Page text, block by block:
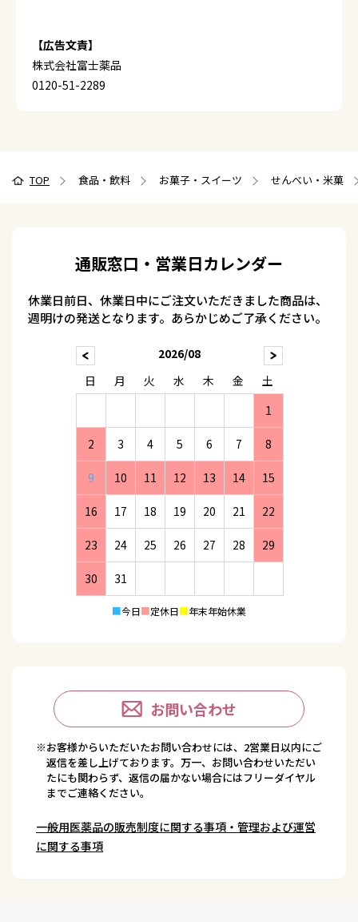
【広告文責】
株式会社富士薬品
0120-51-2289
TOP 食品・飲料 お菓子・スイーツ せんべい・米菓
通販窓口・営業日カレンダー
休業日前日、休業日中にご注文いただきました商品は、
週明けの発送となります。あらかじめご了承ください。
2026/08
日
月 火 水 木 金
土
1
2 3 4 5 6 7 8
9 10 11 12 13 14 15
16 17 18 19 20 21 22
23 24 25 26 27 28 29
30 31
■今日■定休日■年末年始休業
お問い合わせ
※お客様からいただいたお問い合わせには、2営業日以内にご
返信を差し上げております。万一、お問い合わせいただい
たにも関わらず、返信の届かない場合にはフリーダイヤル
までご連絡ください。
一般用医薬品の販売制度に関する事項・管理および運営
に関する事項